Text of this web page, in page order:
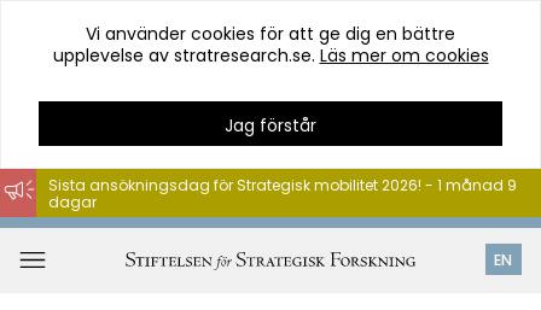
Hoppa
till
innehåll
Vi använder cookies för att ge dig en bättre
upplevelse av stratresearch.se. Läs mer om cookies
Jag förstår
EN
Sista ansökningsdag för Strategisk mobilitet 2026! - 1 månad 9
dagar